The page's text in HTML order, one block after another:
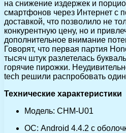
на снижение издержек и
смартфонов через Интернет с
доставкой, что позволило не
конкурентную цену, но и
дополнительное внимание
Говорят, что первая партия
тысяч штук разлетелась
горячие пирожки.
tech решили распробовать один
Технические характеристики
Модель: CHM-U01
ОС: Android 4.4.2 с